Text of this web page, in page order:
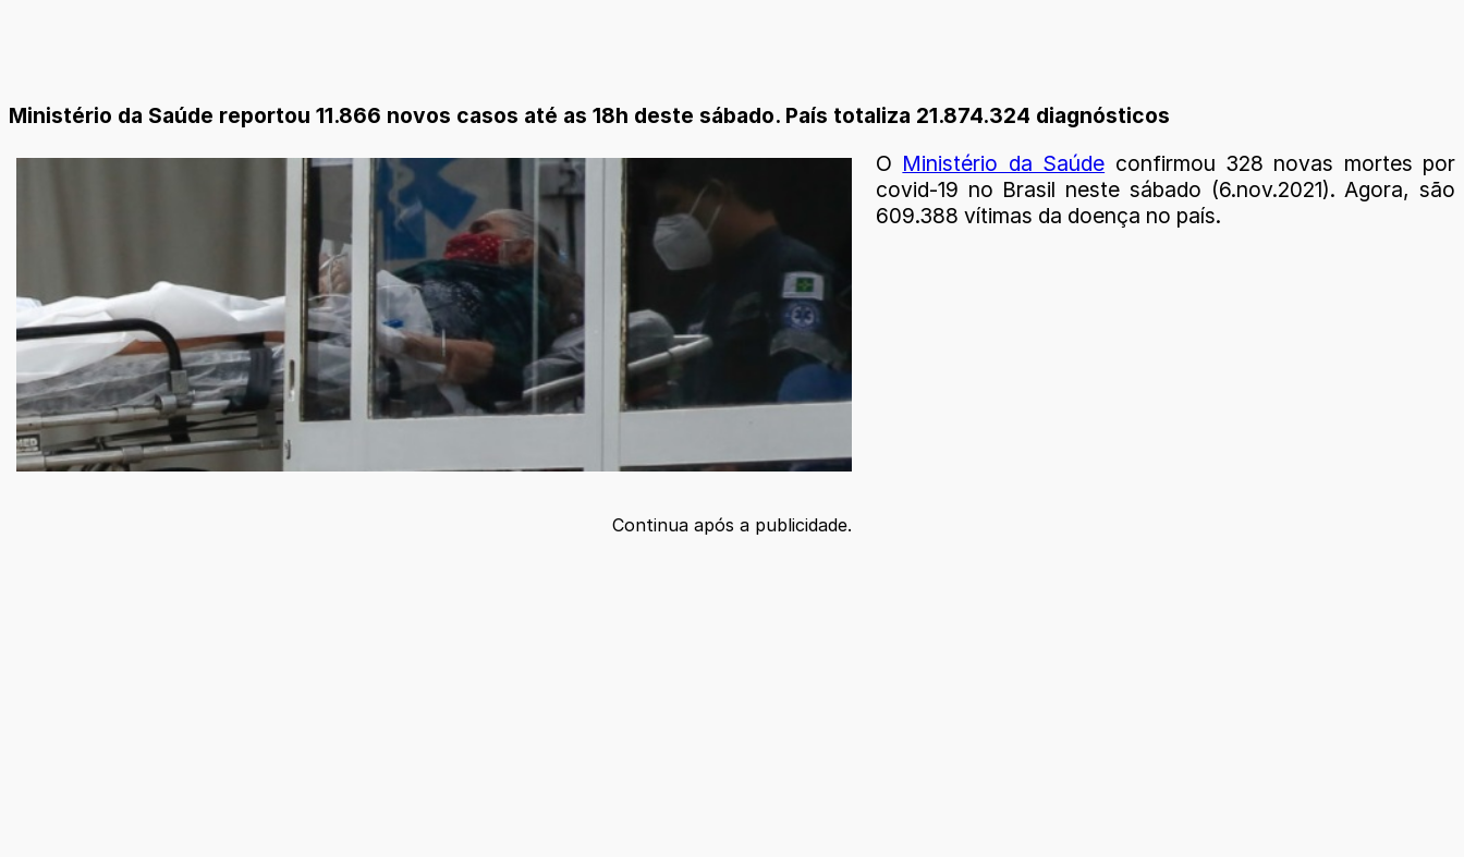
Ministério da Saúde reportou 11.866 novos casos até as 18h deste sábado. País totaliza 21.874.324 diagnósticos
O Ministério da Saúde confirmou 328 novas mortes por
covid-19 no Brasil neste sábado (6.nov.2021). Agora, são
609.388 vítimas da doença no país.
Continua após a publicidade.